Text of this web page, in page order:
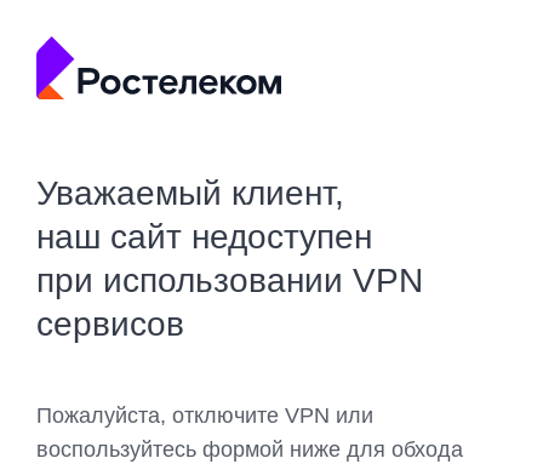
Уважаемый клиент,
наш сайт недоступен
при использовании VPN
сервисов
Пожалуйста, отключите VPN или
воспользуйтесь формой ниже для обхода